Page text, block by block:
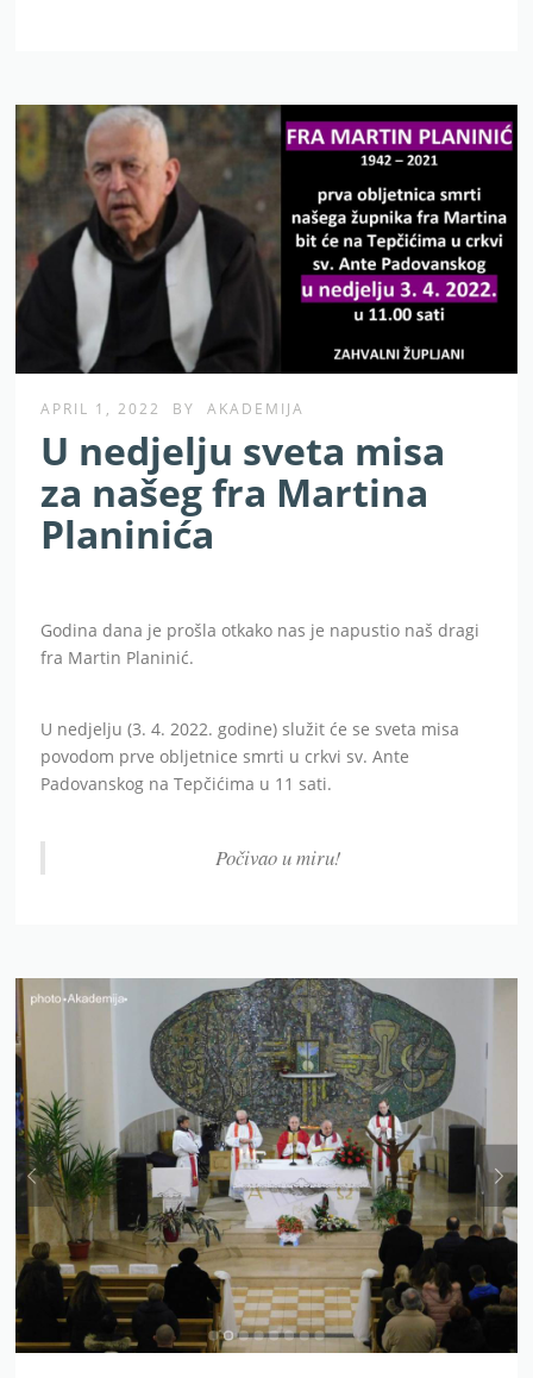
APRIL 1, 2022 BY AKADEMIJA
U nedjelju sveta misa
za našeg fra Martina
Planinića
Godina dana je prošla otkako nas je napustio naš dragi
fra Martin Planinić.
U nedjelju (3. 4. 2022. godine) služit će se sveta misa
povodom prve obljetnice smrti u crkvi sv. Ante
Padovanskog na Tepčićima u 11 sati.
Počivao u miru!